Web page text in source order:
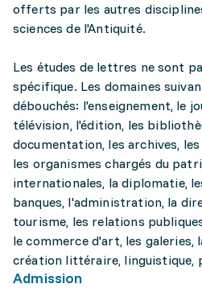
offerts par les autres
sciences de l'Antiquité.
Les études de lettres ne sont
spécifique. Les domaines
débouchés: l'enseignement, le
télévision, l'édition, les
documentation, les archives,
les organismes chargés du
internationales, la diplomatie,
banques, l'administration, la
tourisme, les relations
le commerce d'art, les galeries,
création littéraire, linguistique,
Admission